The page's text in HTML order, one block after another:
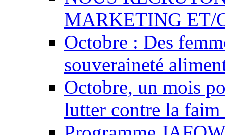
MARKETING ET/
Octobre : Des
souveraineté
Octobre, un mois
lutter contre la faim